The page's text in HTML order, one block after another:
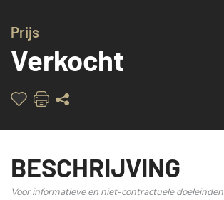
Prijs
Verkocht
BESCHRIJVING
Voor informatieve en niet-contractuele doeleinden